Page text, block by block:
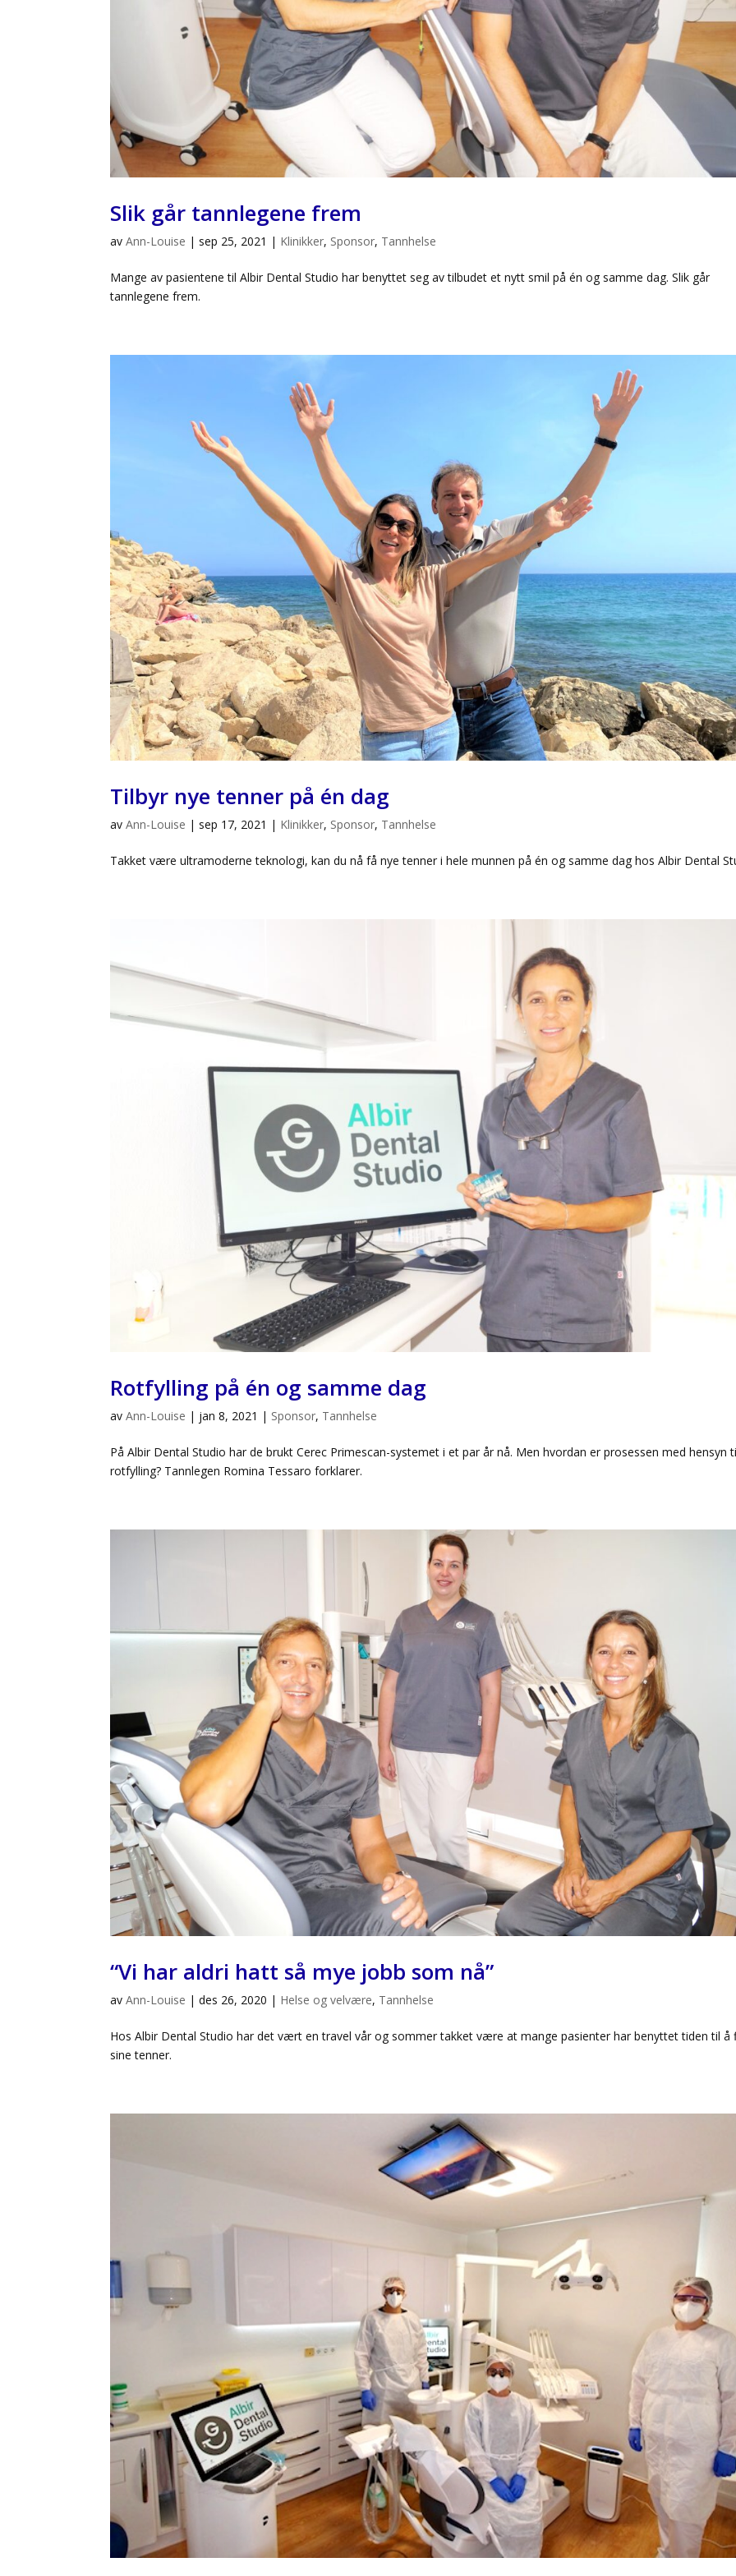
Slik går tannlegene frem
avAnn-Louise |sep 25, 2021 | Klinikker, Sponsor, Tannhelse
Mange av pasientene til Albir Dental Studio har benyttet seg av tilbudet et nytt smil på én og samme dag. Slik går
tannlegene frem.
Tilbyr nye tenner på én dag
avAnn-Louise |sep 17, 2021 | Klinikker, Sponsor, Tannhelse
Takket være ultramoderne teknologi, kan du nå få nye tenner i hele munnen på én og samme dag hos Albir Dental
Rotfylling på én og samme dag
avAnn-Louise | jan 8, 2021 | Sponsor, Tannhelse
På Albir Dental Studio har de brukt Cerec Primescan-systemet i et par år nå. Men hvordan er prosessen med hensyn
rotfylling? Tannlegen Romina Tessaro forklarer.
“Vi har aldri hatt så mye jobb som nå”
avAnn-Louise |des 26, 2020 | Helse og velvære, Tannhelse
Hos Albir Dental Studio har det vært en travel vår og sommer takket være at mange pasienter har benyttet tiden til å
sine tenner.